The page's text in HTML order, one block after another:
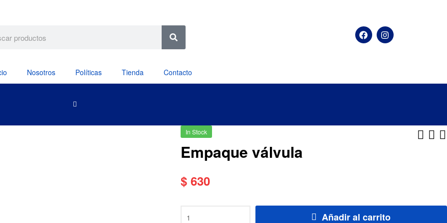
Nosotros Políticas Tienda Contacto
In Stock
Empaque válvula
$630
Añadir al carrito